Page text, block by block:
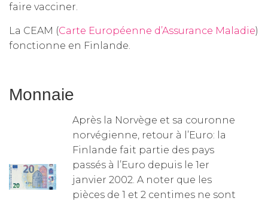
faire vacciner.
La CEAM (Carte Européenne d’Assurance Maladie)
fonctionne en Finlande.
Monnaie
Après la Norvège et sa couronne
norvégienne, retour à l’Euro: la
Finlande fait partie des pays
passés à l’Euro depuis le 1er
janvier 2002. A noter que les
pièces de 1 et 2 centimes ne sont